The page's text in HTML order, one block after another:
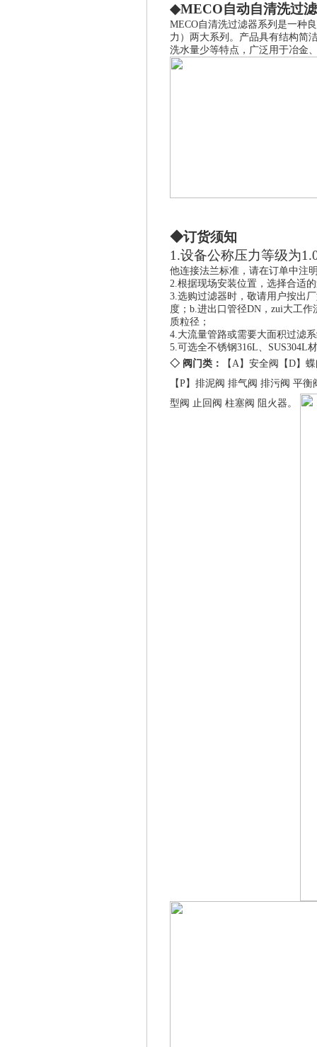
◆MECO自动自清洗过
MECO自清洗过滤器系列是一种
力）两大系列。产品具有结构简
洗水量少等特点，广泛用于冶金
◆订货须知
1.设备公称压力等级为
他连接法兰标准，请在订单中注
2.根据现场安装位置，选择合适
3.选购过滤器时，敬请用户按出
度； b.进出口管径DN，zui大工作
质粒径；
4.大流量管路或需要大面积过滤
5.可选全不锈钢316L、 SUS304L
◇ 阀门类：
【A】 安全阀 【D】
【P】 排泥阀 排气阀 排污阀 平衡
型阀 止回阀 柱塞阀 阻火器。